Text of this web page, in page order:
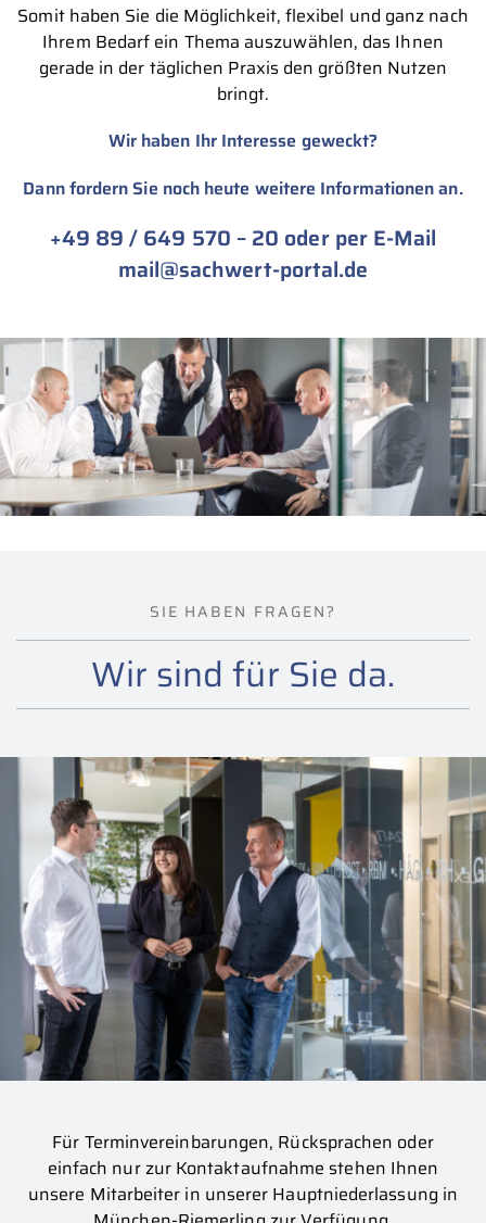
Somit haben Sie die Möglichkeit, flexibel und ganz nach
Ihrem Bedarf ein Thema auszuwählen, das Ihnen
gerade in der täglichen Praxis den größten Nutzen
bringt.
Wir haben Ihr Interesse geweckt?
Dann fordern Sie noch heute weitere Informationen an.
+49 89 / 649 570 – 20 oder per E-Mail
mail@sachwert-portal.de
SIE HABEN FRAGEN?
Wir sind für Sie da.
Für Terminvereinbarungen, Rücksprachen oder
einfach nur zur Kontaktaufnahme stehen Ihnen
unsere Mitarbeiter in unserer Hauptniederlassung in